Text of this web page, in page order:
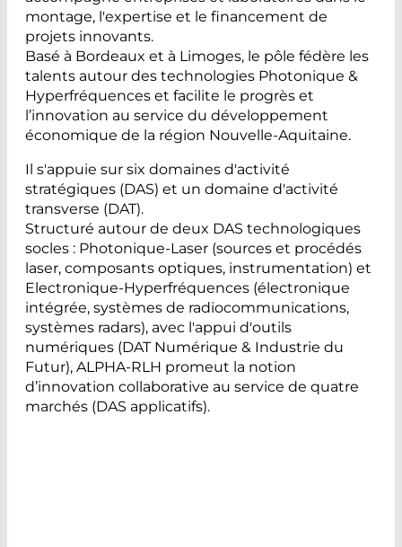
montage, l'expertise et le financement de
projets innovants.
Basé à Bordeaux et à Limoges, le pôle fédère les
talents autour des technologies Photonique &
Hyperfréquences et facilite le progrès et
l’innovation au service du développement
économique de la région Nouvelle-Aquitaine.
Il s'appuie sur six domaines d'activité
stratégiques (DAS) et un domaine d'activité
transverse (DAT).
Structuré autour de deux DAS technologiques
socles : Photonique-Laser (sources et procédés
laser, composants optiques, instrumentation) et
Electronique-Hyperfréquences (électronique
intégrée, systèmes de radiocommunications,
systèmes radars), avec l'appui d'outils
numériques (DAT Numérique & Industrie du
Futur), ALPHA-RLH promeut la notion
d’innovation collaborative au service de quatre
marchés (DAS applicatifs).